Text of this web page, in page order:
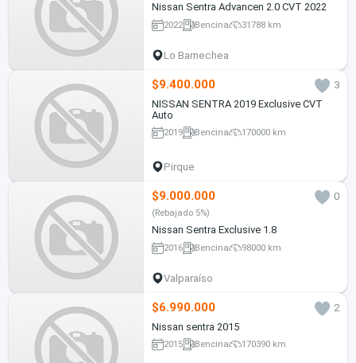
Nissan Sentra Advancen 2.0 CVT 2022
2022 Bencina 31788 km
Lo Barnechea
$9.400.000
3
NISSAN SENTRA 2019 Exclusive CVT
Auto
2019 Bencina 170000 km
Pirque
$9.000.000 0
(Rebajado 5%)
Nissan Sentra Exclusive 1.8
2016 Bencina 98000 km
Valparaíso
$6.990.000
2
Nissan sentra 2015
2015 Bencina 170390 km